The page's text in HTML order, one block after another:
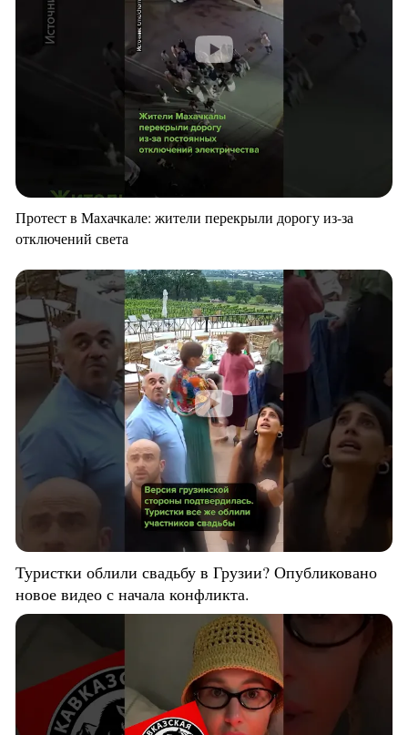
Протест в Махачкале: жители перекрыли дорогу из-за
отключений света
Туристки облили свадьбу в Грузии? Опубликовано
новое видео с начала конфликта.